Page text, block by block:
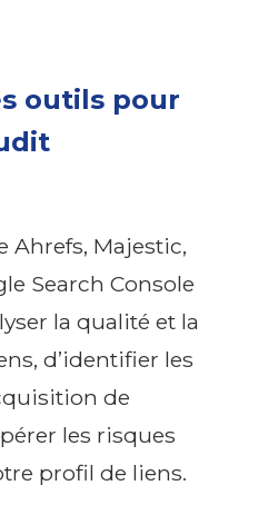
outils pour
Ahrefs, Majestic,
Search Console
la qualité et la
d’identifier les
de
les risques
profil de liens.